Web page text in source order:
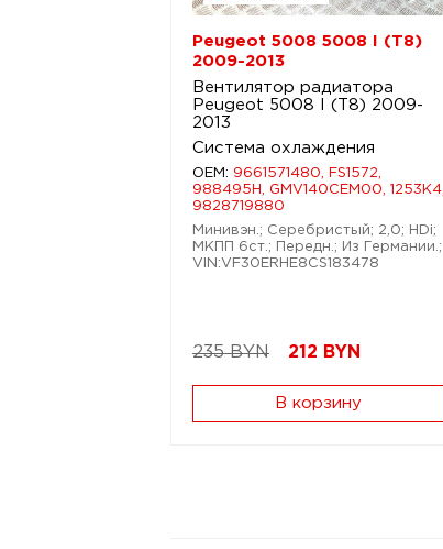
Peugeot 5008 5008 I (T8)
2009-2013
Вентилятор радиатора
Peugeot 5008 I (T8) 2009-
2013
Система охлаждения
OEM: 9661571480, FS1572,
988495H, GMV140CEM00, 1253K4,
9828719880
Минивэн.; Серебристый; 2,0; HDi;
МКПП 6ст.; Передн.; Из Германии.;
VIN:VF30ERHE8CS183478
235 BYN 212 BYN
В корзину